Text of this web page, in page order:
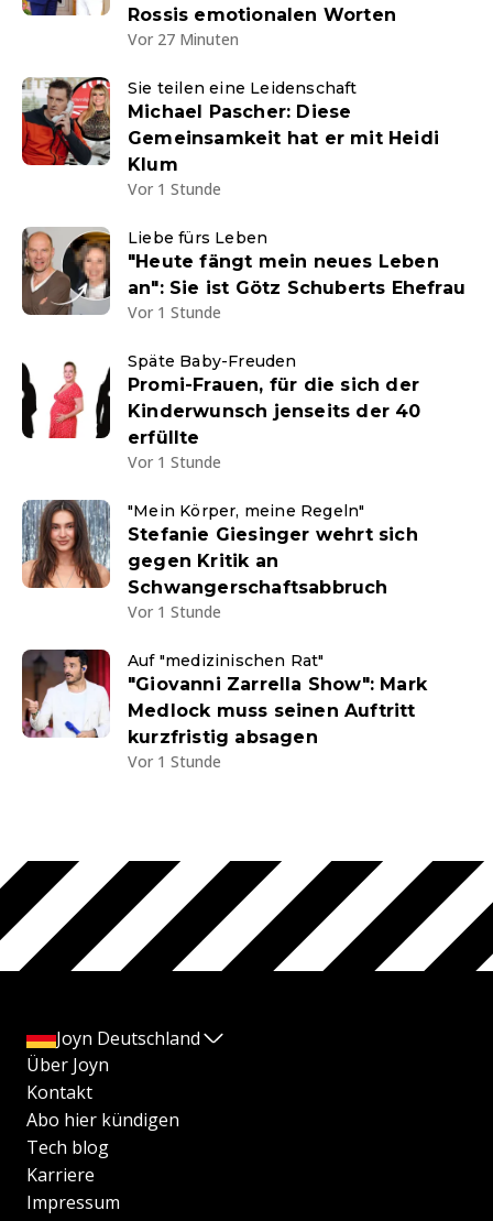
Rossis emotionalen Worten
Vor 27 Minuten
Sie teilen eine Leidenschaft
Michael Pascher: Diese
Gemeinsamkeit hat er mit Heidi
Klum
Vor 1 Stunde
Liebe fürs Leben
"Heute fängt mein neues Leben
an": Sie ist Götz Schuberts Ehefrau
Vor 1 Stunde
Späte Baby-Freuden
Promi-Frauen, für die sich der
Kinderwunsch jenseits der 40
erfüllte
Vor 1 Stunde
"Mein Körper, meine Regeln"
Stefanie Giesinger wehrt sich
gegen Kritik an
Schwangerschaftsabbruch
Vor 1 Stunde
Auf "medizinischen Rat"
"Giovanni Zarrella Show": Mark
Medlock muss seinen Auftritt
kurzfristig absagen
Vor 1 Stunde
Joyn Deutschland
Über Joyn
Kontakt
Abo hier kündigen
Tech blog
Karriere
Impressum